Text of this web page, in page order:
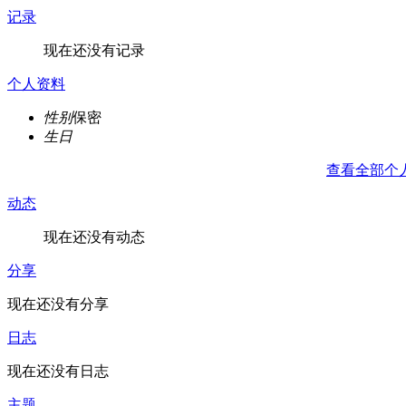
记录
现在还没有记录
个人资料
性别保密
生日
查看全部个
动态
现在还没有动态
分享
现在还没有分享
日志
现在还没有日志